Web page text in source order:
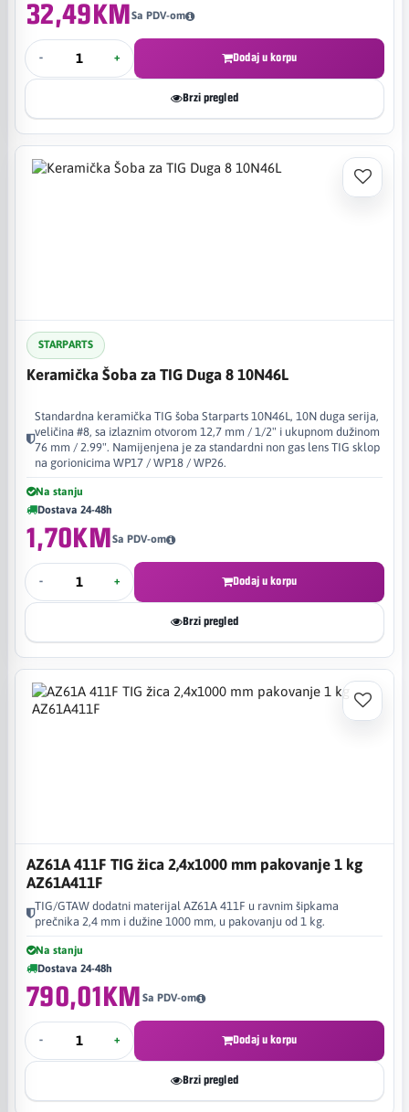
32,49KMSa PDV-om
- + Dodaj u korpu
Brzi pregled
STARPARTS
Keramička Šoba za TIG Duga 8 10N46L
Standardna keramička TIG šoba Starparts 10N46L, 10N duga serija,
veličina #8, sa izlaznim otvorom 12,7 mm / 1/2" i ukupnom dužinom
76 mm / 2.99". Namijenjena je za standardni non gas lens TIG sklop
na gorionicima WP17 / WP18 / WP26.
Na stanju
Dostava 24-48h
1,70KMSa PDV-om
- + Dodaj u korpu
Brzi pregled
AZ61A 411F TIG žica 2,4x1000 mm pakovanje 1 kg
AZ61A411F
TIG/GTAW dodatni materijal AZ61A 411F u ravnim šipkama
prečnika 2,4 mm i dužine 1000 mm, u pakovanju od 1 kg.
Na stanju
Dostava 24-48h
790,01KM Sa PDV-om
- + Dodaj u korpu
Brzi pregled